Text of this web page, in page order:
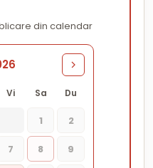
din calendar
Vi Sa Du
1 2
7 8 9